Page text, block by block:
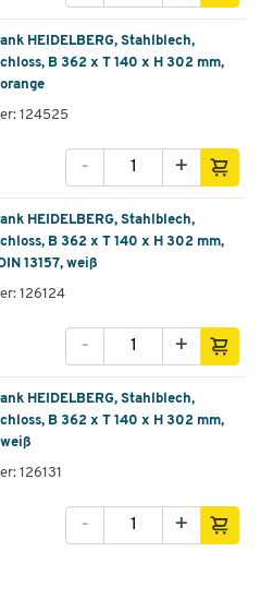
HEIDELBERG, Stahlblech,
B 362 x T 140 x H 302 mm,
124525
+
-
HEIDELBERG, Stahlblech,
B 362 x T 140 x H 302 mm,
13157, weiß
126124
+
-
HEIDELBERG, Stahlblech,
B 362 x T 140 x H 302 mm,
126131
+
-